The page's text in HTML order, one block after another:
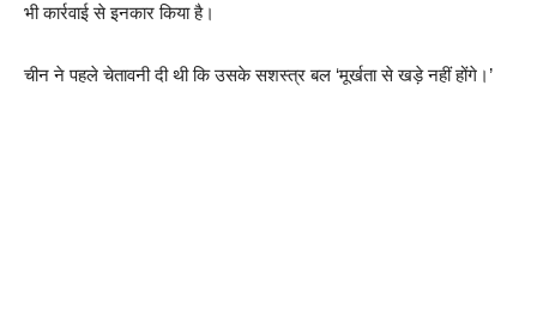
भी कार्रवाई से इनकार किया है।
चीन ने पहले चेतावनी दी थी कि उसके सशस्त्र बल ‘मूर्खता से खड़े नहीं होंगे।’